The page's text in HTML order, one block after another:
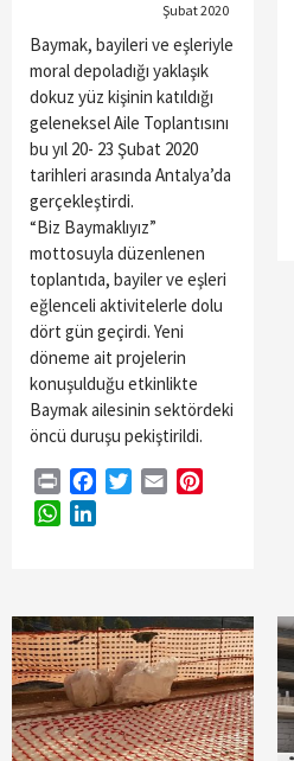
Şubat 2020
Baymak, bayileri ve eşleriyle
moral depoladığı yaklaşık
dokuz yüz kişinin katıldığı
geleneksel Aile Toplantısını
bu yıl 20- 23 Şubat 2020
tarihleri arasında Antalya’da
gerçekleştirdi.
“Biz Baymaklıyız”
mottosuyla düzenlenen
toplantıda, bayiler ve eşleri
eğlenceli aktivitelerle dolu
dört gün geçirdi. Yeni
döneme ait projelerin
konuşulduğu etkinlikte
Baymak ailesinin sektördeki
öncü duruşu pekiştirildi.
Print FacebookTwitterEmail
WhatsApp